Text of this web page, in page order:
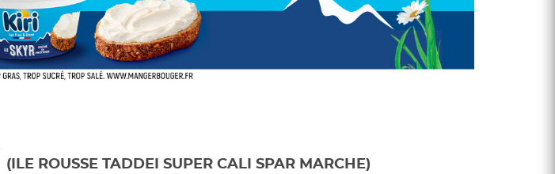
(ILE ROUSSE TADDEI SUPER CALI SPAR MARCHE)